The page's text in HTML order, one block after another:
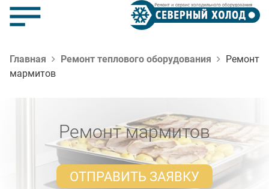
Главная Ремонт теплового оборудования
Ремонт
мармитов
Ремонт мармитов
ОТПРАВИТЬ ЗАЯВКУ